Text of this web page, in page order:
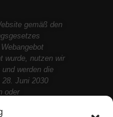
gemäß den
wurde, nutzen wir
werden die
Juni 2030
oder